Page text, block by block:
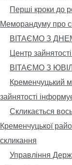
Перші кроки до
Меморандуму про
ВІТАЄМО З
Центр
ВІТАЄМО З
Кременчуцький
зайнятості
Скликається
Кременчуцької
скликання
Управління